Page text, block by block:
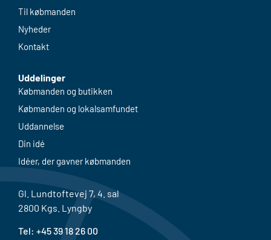
Gl. Lundtoftevej 7, 4. sal
2800 Kgs. Lyngby
Tel: +45 39 18 26 00
Til købmanden
Nyheder
Kontakt
Uddelinger
Købmanden og butikken
Købmanden og lokalsamfundet
Uddannelse
Din idé
Idéer, der gavner købmanden